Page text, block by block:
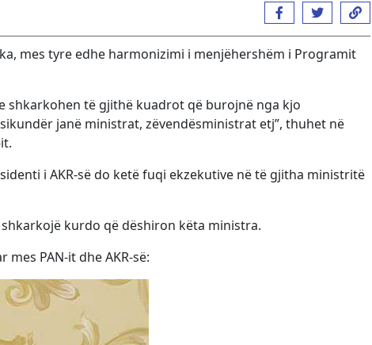
mes tyre edhe harmonizimi i menjëhershëm i Programit
shkarkohen të gjithë kuadrot që burojnë nga kjo
janë ministrat, zëvendësministrat etj”, thuhet në
i AKR-së do ketë fuqi ekzekutive në të gjitha ministritë
kurdo që dëshiron këta ministra.
PAN-it dhe AKR-së: